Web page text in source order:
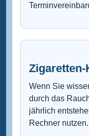
Wenn Sie
durch das
jährlich
Rechner nutzen.